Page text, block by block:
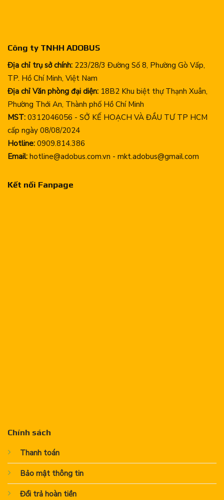
Công ty TNHH ADOBUS
Địa chỉ trụ sở chính: 223/28/3 Đường Số 8, Phường Gò Vấp,
TP. Hồ Chí Minh, Việt Nam
Địa chỉ Văn phòng đại diện: 18B2 Khu biệt thự Thạnh Xuân,
Phường Thới An, Thành phố Hồ Chí Minh
MST: 0312046056 - SỞ KẾ HOẠCH VÀ ĐẦU TƯ TP HCM
cấp ngày 08/08/2024
Hotline: 0909.814.386
Email: hotline@adobus.com.vn - mkt.adobus@gmail.com
Chính sách
Thanh toán
Bảo mật thông tin
Đổi trả hoàn tiền
Kết nối Fanpage